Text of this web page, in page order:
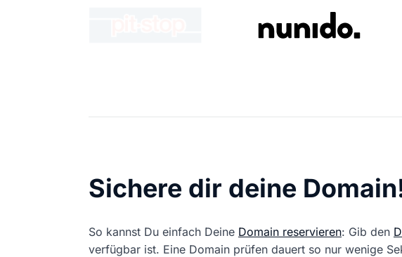
Sichere dir deine
So kannst Du einfach Deine Domain reservieren: Gib den
verfügbar ist. Eine Domain prüfen dauert so nur wenige